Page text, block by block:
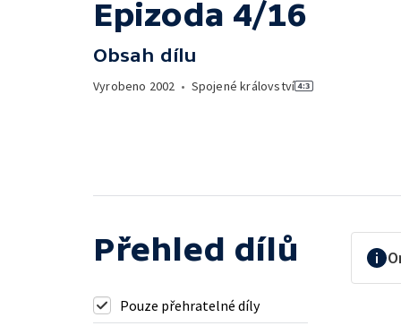
Epizoda 4/16
Obsah dílu
Vyrobeno 2002 • Spojené království
Přehled dílů
Pouze přehratelné díly